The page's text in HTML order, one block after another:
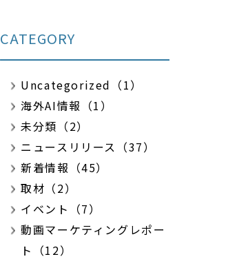
CATEGORY
Uncategorized（1）
海外AI情報（1）
未分類（2）
ニュースリリース（37）
新着情報（45）
取材（2）
イベント（7）
動画マーケティングレポー
ト（12）